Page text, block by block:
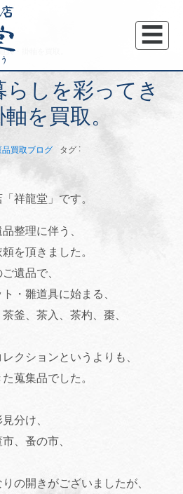
☰
具・掛軸を買取。
らしを彩ってき
を買取。
品買取ブログ タグ :
祥龍堂」です。
整理に伴う、
を頂きました。
遺品で、
・雛道具に始まる、
釜、茶入、茶杓、棗、
クションというよりも、
蒐集品でした。
分け、
、蚤の市、
の開きがございましたが、